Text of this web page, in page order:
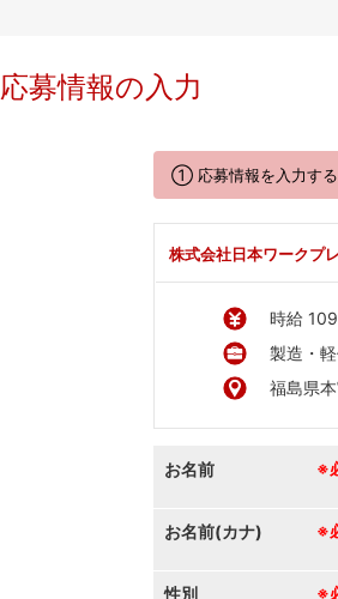
応募情報の入力
① 応募情報を入力する
株式会社日本ワークプ
時給
製造・
福島県
お名前 ※
お名前(カナ) ※
性別 ※